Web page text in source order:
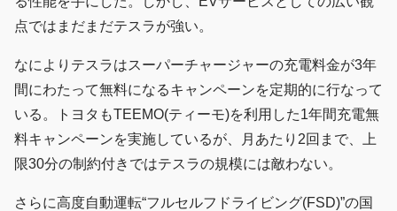
点ではまだまだテスラが強い。
なによりテスラはスーパーチャージャーの充電料金が3年
間にわたって無料になるキャンペーンを定期的に行なって
いる。トヨタもTEEMO(ティーモ)を利用した1年間充電無
料キャンペーンを実施しているが、月あたり2回まで、上
限30分の制約付きではテスラの規模には敵わない。
さらに高度自動運転“フルセルフドライビング(FSD)”の国